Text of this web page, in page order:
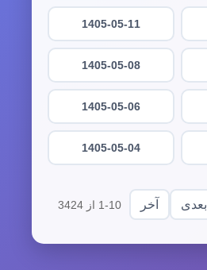
1405-05-11
1405-05-08
1405-05-06
1405-05-04
بعدی آخر 1-10 از 3424